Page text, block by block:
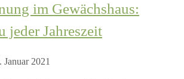
im Gewächshaus:
jeder Jahreszeit
Januar 2021